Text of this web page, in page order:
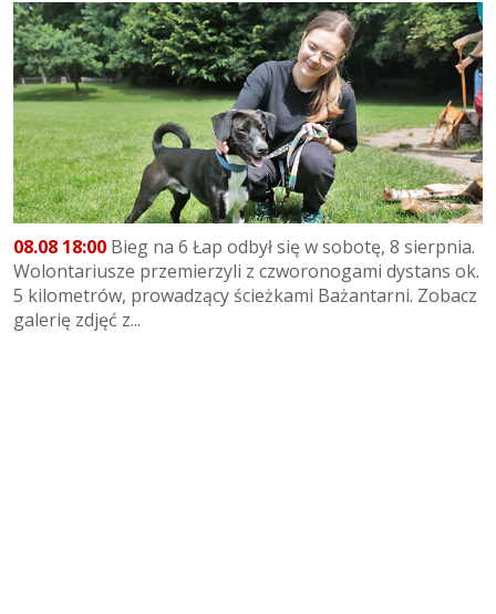
08.08 18:00 Bieg na 6 Łap odbył się w sobotę, 8 sierpnia.
Wolontariusze przemierzyli z czworonogami dystans ok.
5 kilometrów, prowadzący ścieżkami Bażantarni. Zobacz
galerię zdjęć z...